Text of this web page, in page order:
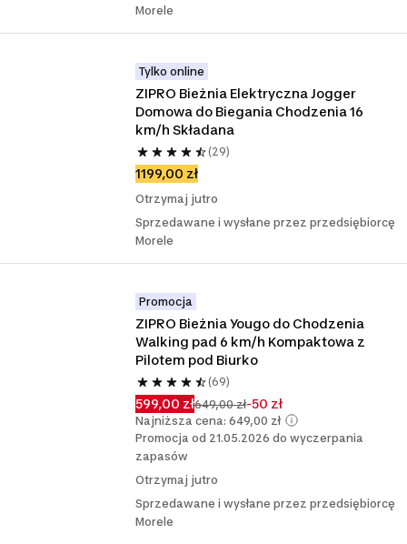
Morele
Tylko online
ZIPRO Bieżnia Elektryczna Jogger
Domowa do Biegania Chodzenia 16
km/h Składana
(29)
1199,00 zł
Otrzymaj jutro
Sprzedawane i wysłane przez przedsiębiorcę
Morele
Promocja
ZIPRO Bieżnia Yougo do Chodzenia
Walking pad 6 km/h Kompaktowa z
Pilotem pod Biurko
(69)
599,00 zł649,00 zł-50 zł
Najniższa cena: 649,00 zł
Promocja od 21.05.2026 do wyczerpania
zapasów
Otrzymaj jutro
Sprzedawane i wysłane przez przedsiębiorcę
Morele